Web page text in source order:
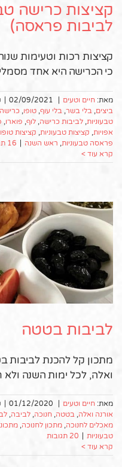
קציצות כרישה
לביבות פראסה)
קציצות רכות וטעימות
כי הכרישה היא אחד מסמלי החג, ב- 2
מאת: חיים וטעים 02/09/2021
ביצים, בלי בשר, בלי עוף, טופו, כרישה
טבעוניות, לביבות כרישה, לוף, פוארו,
אפויות, קציצות טבעוניות, קציצות טופו
פראסה טבעוניות, ראש השנה
16 תגובות
קרא עוד >
לביבות בטטה
מתכון קל להכנת לביבות
ואלה, לכל ימות השנה ולא
מאת: חיים וטעים 01/12/2020
אורנה ואלה, בטטה, חנוכה, לביבה,
מאכלים לחנוכה, מתכון לחנוכה,
טבעוניות
20 תגובות
קרא עוד >